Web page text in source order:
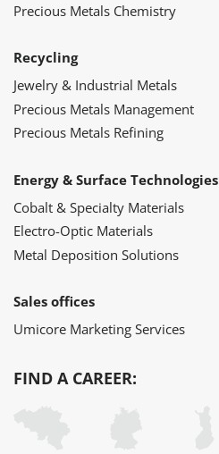
Precious Metals Chemistry
Recycling
Jewelry & Industrial Metals
Precious Metals Management
Precious Metals Refining
Energy & Surface Technologies
Cobalt & Specialty Materials
Electro-Optic Materials
Metal Deposition Solutions
Sales offices
Umicore Marketing Services
FIND A CAREER: